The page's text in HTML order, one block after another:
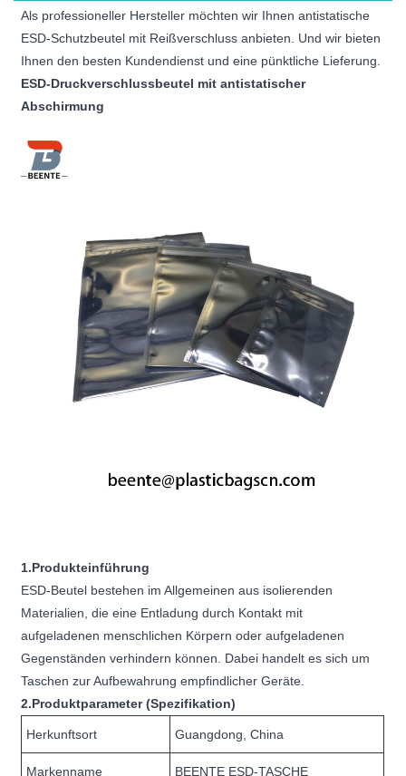
Als professioneller Hersteller möchten wir Ihnen antistatische
ESD-Schutzbeutel mit Reißverschluss anbieten. Und wir bieten
Ihnen den besten Kundendienst und eine pünktliche Lieferung.
ESD-Druckverschlussbeutel mit antistatischer
Abschirmung
1.Produkteinführung
ESD-Beutel bestehen im Allgemeinen aus isolierenden
Materialien, die eine Entladung durch Kontakt mit
aufgeladenen menschlichen Körpern oder aufgeladenen
Gegenständen verhindern können. Dabei handelt es sich um
Taschen zur Aufbewahrung empfindlicher Geräte.
2.Produktparameter (Spezifikation)
Herkunftsort Guangdong, China
Markenname BEENTE ESD-TASCHE